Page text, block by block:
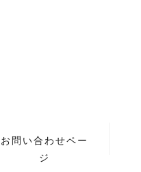
お問い合わせペー
ジ